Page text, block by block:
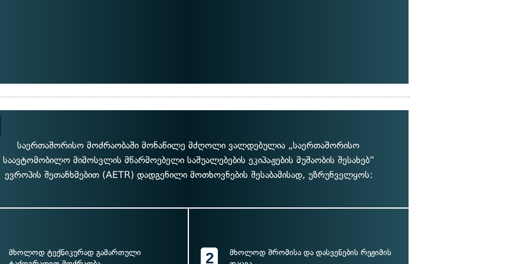
საერთაშორისო მოძრაობაში მონაწილე მძღოლი ვალდებულია „საერთაშორისო
საავტომობილო მიმოსვლის მწარმოებელი საშუალებების ეკიპაჟების მუშაობის შესახებ“
ევროპის შეთანხმებით (AETR) დადგენილი მოთხოვნების შესაბამისად, უზრუნველყოს:
მხოლოდ ტექნიკურად გამართული
2
მხოლოდ შრომისა და დასვენების რეჟიმის